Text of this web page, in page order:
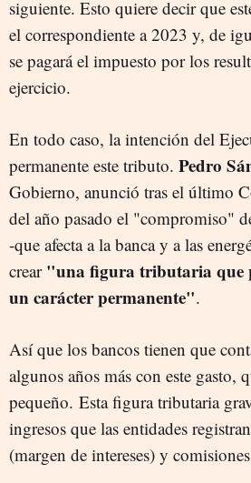
siguiente. Esto quiere decir que
el correspondiente a 2023 y, de
se pagará el impuesto por los
ejercicio.
En todo caso, la intención del
permanente este tributo. Pedro
Gobierno, anunció tras el último
del año pasado el "compromiso"
-que afecta a la banca y a las
crear "una figura tributaria que
un carácter permanente".
Así que los bancos tienen que
algunos años más con este gasto,
pequeño. Esta figura tributaria
ingresos que las entidades
(margen de intereses) y